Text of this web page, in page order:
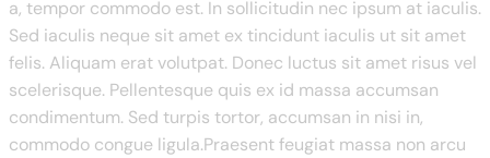
a, tempor commodo est. In sollicitudin nec ipsum at iaculis.
Sed iaculis neque sit amet ex tincidunt iaculis ut sit amet
felis. Aliquam erat volutpat. Donec luctus sit amet risus vel
scelerisque. Pellentesque quis ex id massa accumsan
condimentum. Sed turpis tortor, accumsan in nisi in,
commodo congue ligula.Praesent feugiat massa non arcu